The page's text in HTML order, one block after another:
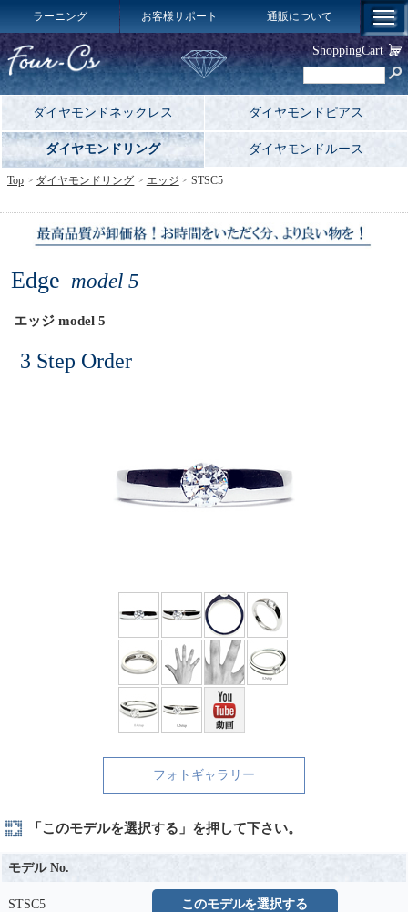
ラーニング お客様サポート 通販について
ダイヤモンドネックレス ダイヤモンドピアス
ダイヤモンドリング ダイヤモンドルース
Edge model 5
エッジ model 5
3 Step Order
フォトギャラリー
「このモデルを選択する」を押して下さい。
モデル No.
STSC5 このモデルを選択する
Top ダイヤモンドリング エッジ STSC5
ShoppingCart